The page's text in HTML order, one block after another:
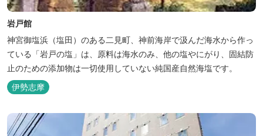
岩戸館
神宮御塩浜（塩田）のある二見町、神前海岸で汲んだ海水から作っ
ている「岩戸の塩」は、原料は海水のみ、他の塩やにがり、固結防
止のための添加物は一切使用していない純国産自然海塩です。
伊勢志摩